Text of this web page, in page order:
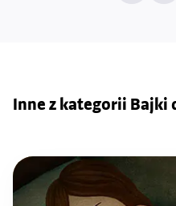
Inne z kategorii Bajki